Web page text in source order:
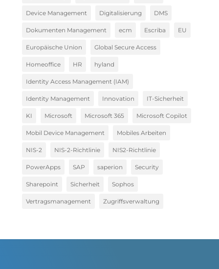
Device Management Digitalisierung DMS
Dokumenten Management ecm Escriba EU
Europäische Union Global Secure Access
Homeoffice HR hyland
Identity Access Management (IAM)
Identity Management Innovation IT-Sicherheit
KI Microsoft Microsoft 365 Microsoft Copilot
Mobil Device Management Mobiles Arbeiten
NIS-2 NIS-2-Richtlinie NIS2-Richtlinie
PowerApps SAP saperion Security
Sharepoint Sicherheit Sophos
Vertragsmanagement Zugriffsverwaltung